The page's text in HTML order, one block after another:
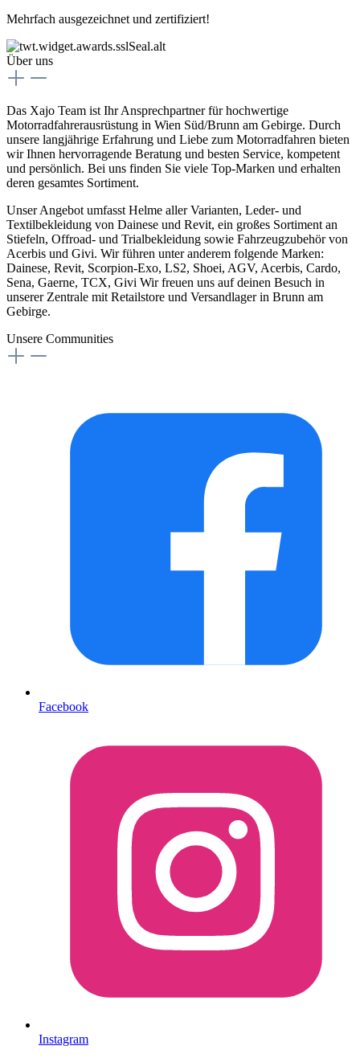
Mehrfach ausgezeichnet und zertifiziert!
Über uns
Das Xajo Team ist Ihr Ansprechpartner für hochwertige
Motorradfahrerausrüstung in Wien Süd/Brunn am Gebirge. Durch
unsere langjährige Erfahrung und Liebe zum Motorradfahren bieten
wir Ihnen hervorragende Beratung und besten Service, kompetent
und persönlich. Bei uns finden Sie viele Top-Marken und erhalten
deren gesamtes Sortiment.
Unser Angebot umfasst Helme aller Varianten, Leder- und
Textilbekleidung von Dainese und Revit, ein großes Sortiment an
Stiefeln, Offroad- und Trialbekleidung sowie Fahrzeugzubehör von
Acerbis und Givi. Wir führen unter anderem folgende Marken:
Dainese, Revit, Scorpion-Exo, LS2, Shoei, AGV, Acerbis, Cardo,
Sena, Gaerne, TCX, Givi Wir freuen uns auf deinen Besuch in
unserer Zentrale mit Retailstore und Versandlager in Brunn am
Gebirge.
Unsere Communities
Facebook
Instagram